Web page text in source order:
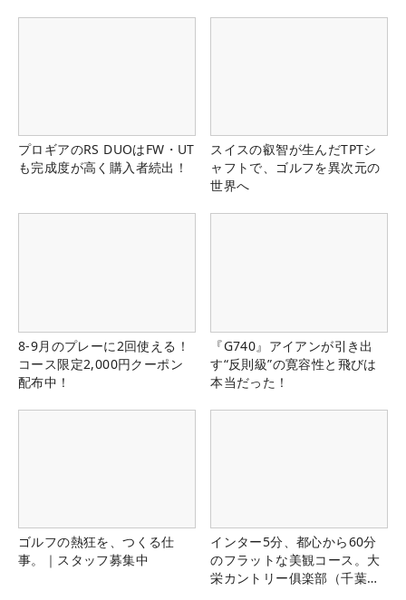
プロギアのRS DUOはFW・UT
も完成度が高く購入者続出！
スイスの叡智が生んだTPTシ
ャフトで、ゴルフを異次元の
世界へ
8-9月のプレーに2回使える！
コース限定2,000円クーポン
配布中！
『G740』アイアンが引き出
す“反則級”の寛容性と飛びは
本当だった！
ゴルフの熱狂を、つくる仕
事。｜スタッフ募集中
インター5分、都心から60分
のフラットな美観コース。大
栄カントリー俱楽部（千葉